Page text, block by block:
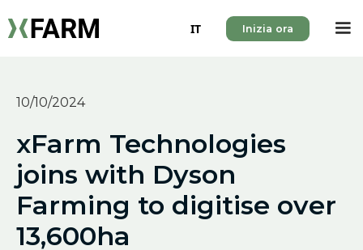
IT Inizia ora
10/10/2024
xFarm Technologies
joins with Dyson
Farming to digitise over
13,600ha